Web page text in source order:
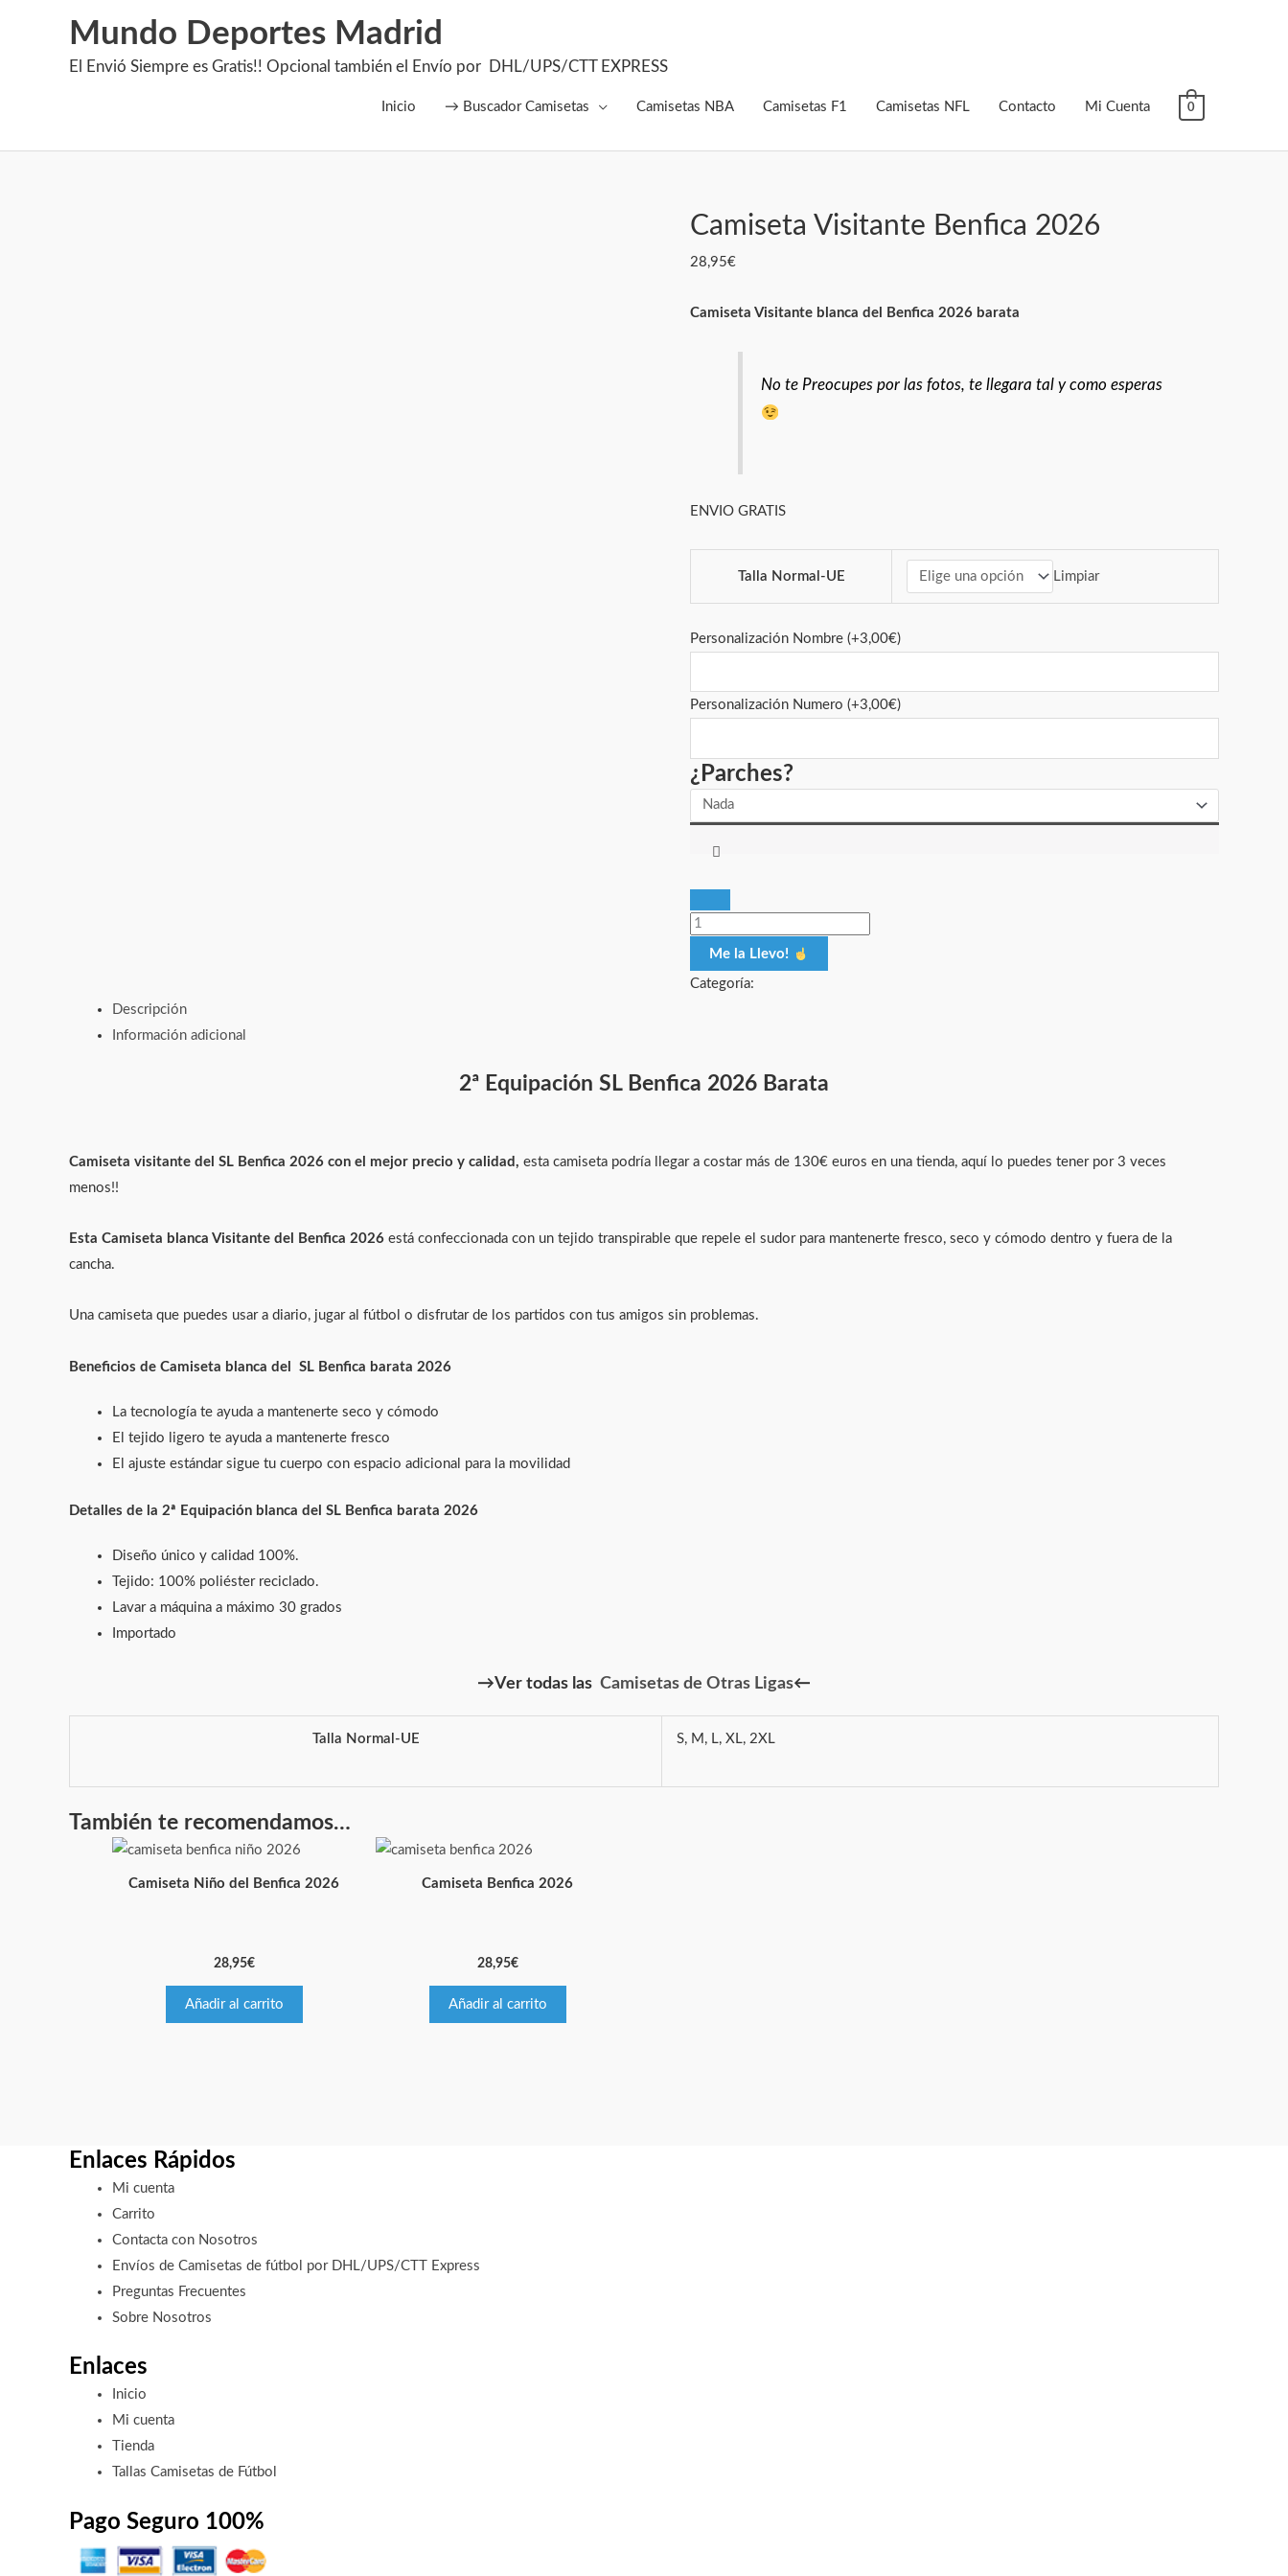
Mundo Deportes Madrid
El Envió Siempre es Gratis!! Opcional también el Envío por DHL/UPS/CTT EXPRESS
Inicio → Buscador Camisetas Camisetas NBA Camisetas F1 Camisetas NFL Contacto Mi Cuenta 0
Camiseta Visitante Benfica 2026
28,95€
Camiseta Visitante blanca del Benfica 2026 barata
No te Preocupes por las fotos, te llegara tal y como esperas
ENVIO GRATIS
Talla Normal-UE Limpiar
Personalización Nombre (+3,00€)
Personalización Numero (+3,00€)
¿Parches?
Camiseta
Benfica
Me la Llevo!
Categoría:
Descripción
Información adicional
2ª Equipación SL Benfica 2026 Barata
Camiseta visitante del SL Benfica 2026 con el mejor precio y calidad, esta camiseta podría llegar a costar más de 130€ euros en una tienda, aquí lo puedes tener por 3 veces
menos!!
Esta Camiseta blanca Visitante del Benfica 2026 está confeccionada con un tejido transpirable que repele el sudor para mantenerte fresco, seco y cómodo dentro y fuera de la
cancha.
Una camiseta que puedes usar a diario, jugar al fútbol o disfrutar de los partidos con tus amigos sin problemas.
Beneficios de Camiseta blanca del SL Benfica barata 2026
La tecnología te ayuda a mantenerte seco y cómodo
El tejido ligero te ayuda a mantenerte fresco
El ajuste estándar sigue tu cuerpo con espacio adicional para la movilidad
Detalles de la 2ª Equipación blanca del SL Benfica barata 2026
Diseño único y calidad 100%.
Tejido: 100% poliéster reciclado.
Lavar a máquina a máximo 30 grados
Importado
→Ver todas las Camisetas de Otras Ligas←
Talla Normal-UE S, M, L, XL, 2XL
También te recomendamos…
Camiseta Niño del Benfica 2026
28,95€
Añadir al carrito
Camiseta Benfica 2026
28,95€
Añadir al carrito
Enlaces Rápidos
Mi cuenta
Carrito
Contacta con Nosotros
Envíos de Camisetas de fútbol por DHL/UPS/CTT Express
Preguntas Frecuentes
Sobre Nosotros
Enlaces
Inicio
Mi cuenta
Tienda
Tallas Camisetas de Fútbol
Pago Seguro 100%